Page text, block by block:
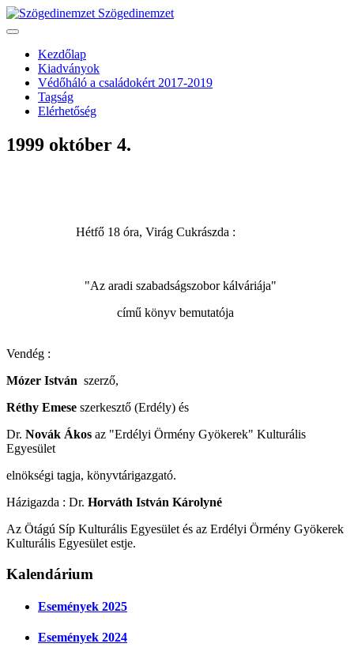
Szögedinemzet
Kezdőlap
Kiadványok
Védőháló a családokért 2017-2019
Tagság
Elérhetőség
1999 október 4.
Hétfő 18 óra, Virág Cukrászda :
"Az aradi szabadságszobor kálváriája"
című könyv bemutatója
Vendég :
Mózer István szerző,
Réthy Emese szerkesztő (Erdély) és
Dr. Novák Ákos az "Erdélyi Örmény Gyökerek" Kulturális
Egyesület
elnökségi tagja, könyvtárigazgató.
Házigazda : Dr. Horváth István Károlyné
Az Ötágú Síp Kulturális Egyesület és az Erdélyi Örmény Gyökerek
Kulturális Egyesület estje.
Kalendárium
Események 2025
Események 2024